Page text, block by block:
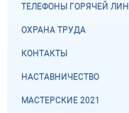
ТЕЛЕФОНЫ ГОРЯЧЕЙ
ОХРАНА ТРУДА
КОНТАКТЫ
НАСТАВНИЧЕСТВО
МАСТЕРСКИЕ 2021